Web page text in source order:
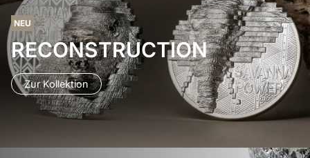
NEU
RECONSTRUCTION
Zur Kollektion